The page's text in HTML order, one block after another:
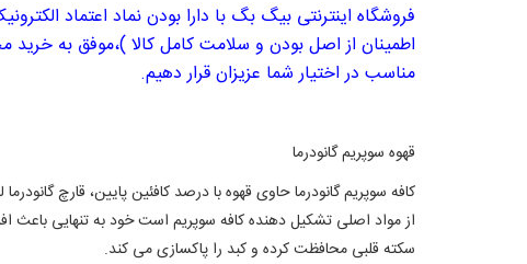
فروشگاه اینترنتی بیگ بگ با دارا بودن نماد اعتماد
اطمینان از اصل بودن و سلامت کامل کالا )،موفق به خرید
مناسب در اختیار شما عزیزان قرار دهیم.
قهوه سوپریم گانودرما
کافه سوپریم گانودرما حاوی قهوه با درصد کافئین پایین، قارچ
از مواد اصلی تشکیل دهنده کافه سوپریم است خود به تنهایی
سکته قلبی محافظت کرده و کبد را پاکسازی می کند.